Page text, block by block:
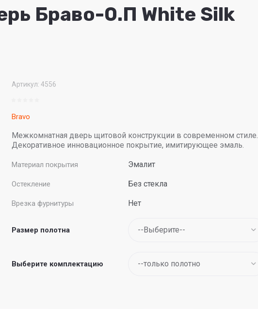
Браво-0.П White Silk
Артикул: 4556
Bravo
Межкомнатная дверь щитовой конструкции в современном стиле.
Декоративное инновационное покрытие, имитирующее эмаль.
Материал покрытия Эмалит
Остекление Без стекла
Врезка фурнитуры Нет
Размер полотна
Выберите комплектацию